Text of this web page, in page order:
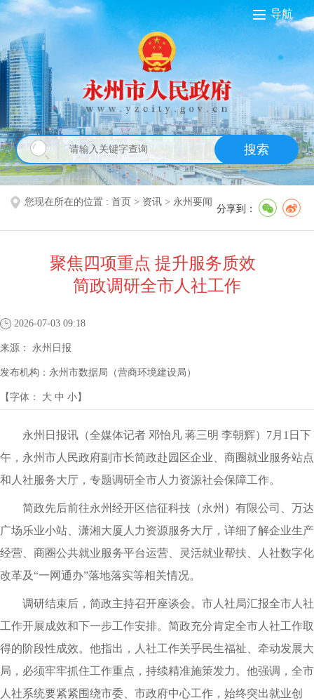
导航
搜索
您现在所在的位置 : 首页 > 资讯 > 永州要闻
分享到：
聚焦四项重点 提升服务质效
简政调研全市人社工作
2026-07-03 09:18
来源： 永州日报
发布机构： 永州市数据局（营商环境建设局）
【字体： 大 中 小】
永州日报讯（全媒体记者 邓怡凡 蒋三明 李朝辉）7月1日下
午，永州市人民政府副市长简政赴园区企业、商圈就业服务站点
和人社服务大厅，专题调研全市人力资源社会保障工作。
简政先后前往永州经开区信征科技（永州）有限公司、万达
广场乐业小站、潇湘大厦人力资源服务大厅，详细了解企业生产
经营、商圈公共就业服务平台运营、灵活就业帮扶、人社数字化
改革及“一网通办”落地落实等相关情况。
调研结束后，简政主持召开座谈会。市人社局汇报全市人社
工作开展成效和下一步工作安排。简政充分肯定全市人社工作取
得的阶段性成效。他指出，人社工作关乎民生福祉、牵动发展大
局，必须牢牢抓住工作重点，持续精准施策发力。他强调，全市
人社系统要紧紧围绕市委、市政府中心工作，始终突出就业创